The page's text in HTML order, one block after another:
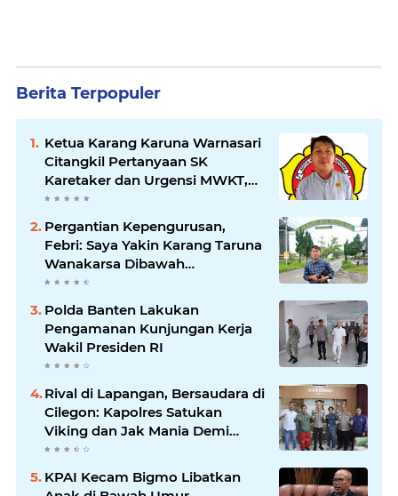
Berita Terpopuler
Ketua Karang Karuna Warnasari
Citangkil Pertanyaan SK
Karetaker dan Urgensi MWKT,
Saat Suasana Berduka
Pergantian Kepengurusan,
Febri: Saya Yakin Karang Taruna
Wanakarsa Dibawah
Kepemimpinan Bung Entus
Jauh Membawa Manfaat
Polda Banten Lakukan
Pengamanan Kunjungan Kerja
Wakil Presiden RI
Rival di Lapangan, Bersaudara di
Cilegon: Kapolres Satukan
Viking dan Jak Mania Demi
Nobar Damai Piala Presiden
KPAI Kecam Bigmo Libatkan